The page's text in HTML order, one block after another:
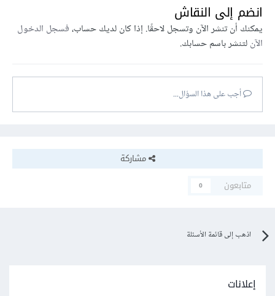
انضم إلى النقاش
يمكنك أن تنشر الآن وتسجل لاحقًا. إذا كان لديك حساب،فسجل الدخول
الآنلتنشر باسم حسابك.
أجب على هذا السؤال...
مشاركة
متابعون
0
اذهب إلى قائمة الأسئلة
إعلانات